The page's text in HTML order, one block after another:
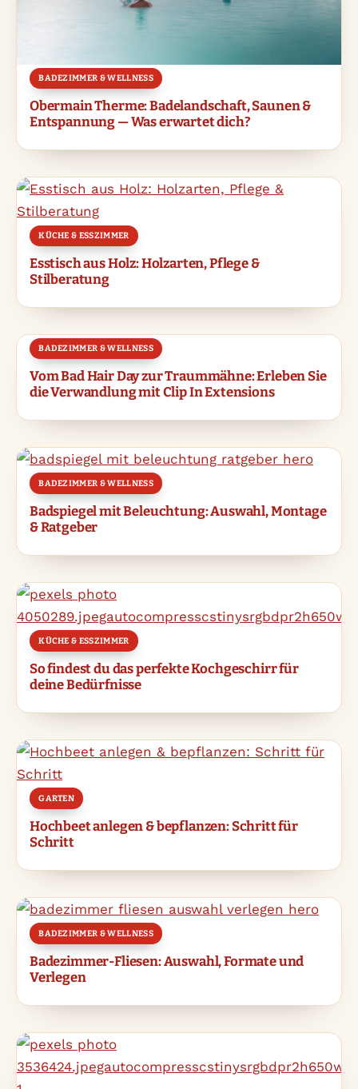
BADEZIMMER & WELLNESS
Obermain Therme: Badelandschaft, Saunen &
Entspannung — Was erwartet dich?
KÜCHE & ESSZIMMER
Esstisch aus Holz: Holzarten, Pflege &
Stilberatung
BADEZIMMER & WELLNESS
Vom Bad Hair Day zur Traummähne: Erleben Sie
die Verwandlung mit Clip In Extensions
BADEZIMMER & WELLNESS
Badspiegel mit Beleuchtung: Auswahl, Montage
& Ratgeber
KÜCHE & ESSZIMMER
So findest du das perfekte Kochgeschirr für
deine Bedürfnisse
GARTEN
Hochbeet anlegen & bepflanzen: Schritt für
Schritt
BADEZIMMER & WELLNESS
Badezimmer-Fliesen: Auswahl, Formate und
Verlegen